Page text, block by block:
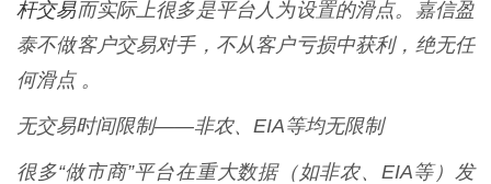
杆交易而实际上很多是平台人为设置的滑点。嘉信盈
泰不做客户交易对手，不从客户亏损中获利，绝无任
何滑点 。
无交易时间限制——非农、EIA等均无限制
很多“做市商”平台在重大数据（如非农、EIA等）发